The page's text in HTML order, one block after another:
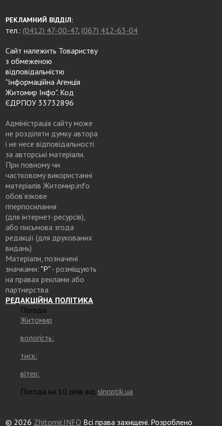
РЕКЛАМНИЙ ВІДДІЛ:
тел.: (0412) 47-00-47, (067) 412-63-04
Сайт належить Товариству
з обмеженою
відповідальністю
"Інформаційна Агенція
Житомир Інфо". Код
ЄДРПОУ 33732896
Адміністрація сайту може
не розділяти думку автора
і не несе відповідальності
за авторські матеріали.
При повному чи
частковому використанні
матеріалів Житомир.info
обов’язкове
гіперпосилання
(для інтернет-ресурсів),
або письмова згода
редакції (для друкованих
видань)
Матеріали, позначені
значками: "Р"- розміщують
на правах реклами або
партнерства
РЕДАКЦІЙНА ПОЛІТИКА
Погода
Житомир
вологість:
тиск:
вітер:
Погода на 10 днів від sinoptik.ua
© 2026 Zhitomir.INFO Всі права захищені. Розроблено